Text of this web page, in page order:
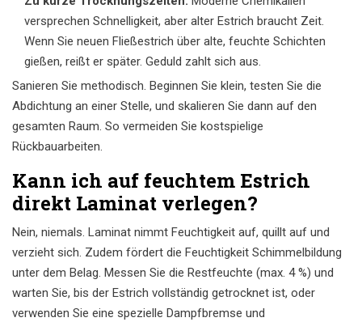
versprechen Schnelligkeit, aber alter Estrich braucht Zeit.
Wenn Sie neuen Fließestrich über alte, feuchte Schichten
gießen, reißt er später. Geduld zahlt sich aus.
Sanieren Sie methodisch. Beginnen Sie klein, testen Sie die
Abdichtung an einer Stelle, und skalieren Sie dann auf den
gesamten Raum. So vermeiden Sie kostspielige
Rückbauarbeiten.
Kann ich auf feuchtem Estrich
direkt Laminat verlegen?
Nein, niemals. Laminat nimmt Feuchtigkeit auf, quillt auf und
verzieht sich. Zudem fördert die Feuchtigkeit Schimmelbildung
unter dem Belag. Messen Sie die Restfeuchte (max. 4 %) und
warten Sie, bis der Estrich vollständig getrocknet ist, oder
verwenden Sie eine spezielle Dampfbremse und